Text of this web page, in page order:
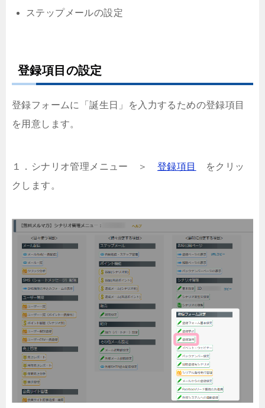
ステップメールの設定
登録項目の設定
登録フォームに「誕生日」を入力するための登録項目
を用意します。
１．シナリオ管理メニュー ＞ 登録項目
をクリッ
クします。